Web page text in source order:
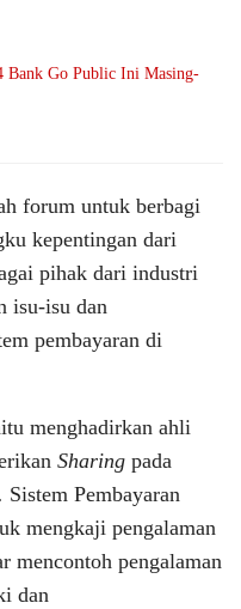
Bank Go Public Ini Masing-
forum untuk berbagi
kepentingan dari
pihak dari industri
isu-isu dan
pembayaran di
menghadirkan ahli
Sharing pada
Sistem Pembayaran
mengkaji pengalaman
mencontoh pengalaman
dan